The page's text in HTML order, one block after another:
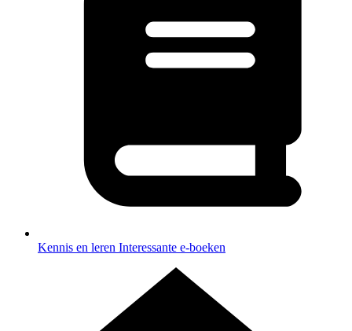
Kennis en leren Interessante e-boeken